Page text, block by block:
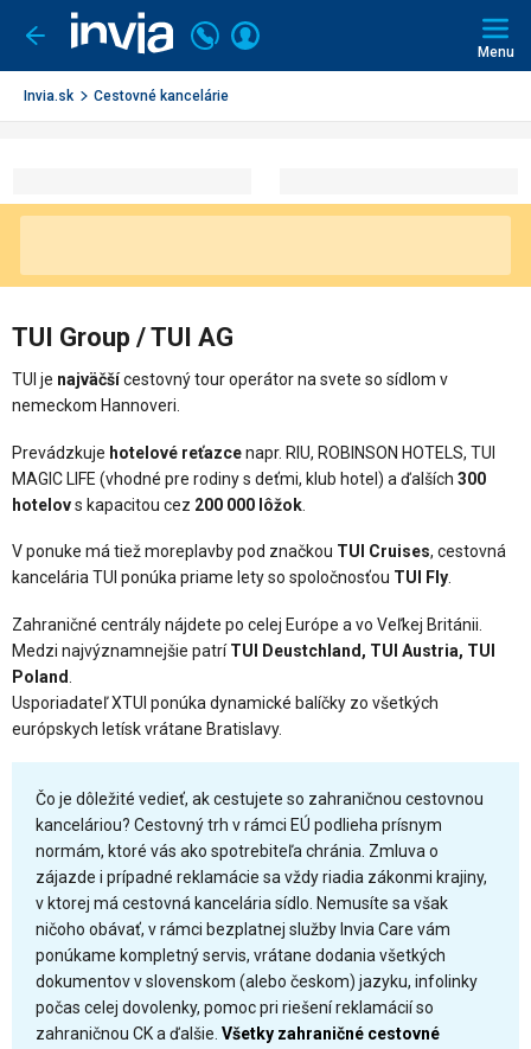
Ísť
späť
Volajte
+421
2
3221
Prihlásiť
Menu
Invia.sk Cestovné kancelárie
TUI Group / TUI AG
TUI je najväčšícestovný tour operátor na svete so sídlom v
nemeckom Hannoveri.
Prevádzkuje hotelové reťazcenapr. RIU, ROBINSON HOTELS, TUI
MAGIC LIFE (vhodné pre rodiny s deťmi, klub hotel) a ďalších 300
hotelovs kapacitou cez 200 000 lôžok
V ponuke má tiež moreplavby pod značkou TUI Cruises, cestovná
kancelária TUI ponúka priame lety so spoločnosťou TUI Fly
Zahraničné centrály nájdete po celej Európe a vo Veľkej Británii.
Medzi najvýznamnejšie patríTUI Deustchland, TUI Austria, TUI
Poland
Usporiadateľ XTUI ponúka dynamické balíčky zo všetkých
európskych letísk vrátane Bratislavy.
Čo je dôležité vedieť, ak cestujete so zahraničnou cestovnou
kanceláriou? Cestovný trh v rámci EÚ podlieha prísnym
normám, ktoré vás ako spotrebiteľa chránia. Zmluva o
zájazde i prípadné reklamácie sa vždy riadia zákonmi krajiny,
v ktorej má cestovná kancelária sídlo. Nemusíte sa však
ničoho obávať, v rámci bezplatnej služby Invia Care vám
ponúkame kompletný servis, vrátane dodania všetkých
dokumentov v slovenskom (alebo českom) jazyku, infolinky
počas celej dovolenky, pomoc pri riešení reklamácií so
zahraničnou CK a ďalšie. Všetky zahraničné cestovné